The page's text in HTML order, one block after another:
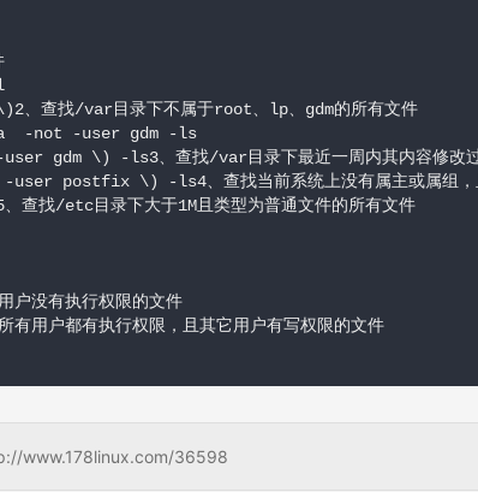
/var目录下不属于root、lp、gdm的所有文件
-not -user gdm -ls
\) -ls3、查找/var目录下最近一周内其内容修改过
\) -ls4、查找当前系统上没有属主或属组，且最
etc目录下大于1M且类型为普通文件的所有文件
没有执行权限的文件
都有执行权限，且其它用户有写权限的文件
www.178linux.com/36598